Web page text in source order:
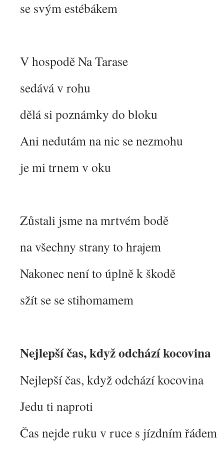
se svým estébákem
V hospodě Na Tarase
sedává v rohu
dělá si poznámky do bloku
Ani nedutám na nic se nezmohu
je mi trnem v oku
Zůstali jsme na mrtvém bodě
na všechny strany to hrajem
Nakonec není to úplně k škodě
sžít se se stihomamem
Nejlepší čas, když odchází kocovina
Nejlepší čas, když odchází kocovina
Jedu ti naproti
Čas nejde ruku v ruce s jízdním řádem